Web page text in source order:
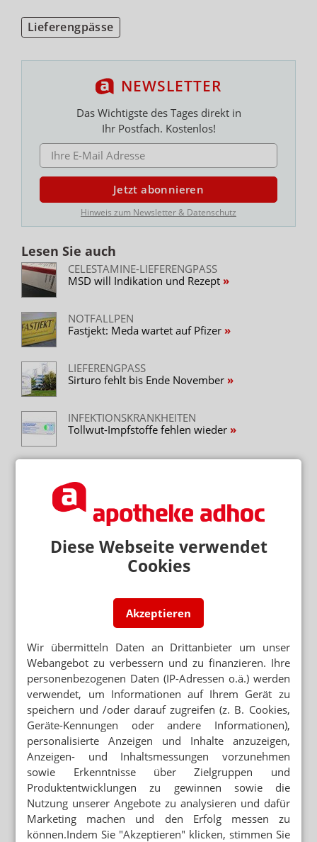
Diese Webseite verwendet
Cookies
Akzeptieren
Wir übermitteln Daten an Drittanbieter um unser
Webangebot zu verbessern und zu finanzieren. Ihre
personenbezogenen Daten (IP-Adressen o.ä.) werden
verwendet, um Informationen auf Ihrem Gerät zu
speichern und /oder darauf zugreifen (z. B. Cookies,
Geräte-Kennungen oder andere Informationen),
personalisierte Anzeigen und Inhalte anzuzeigen,
Anzeigen- und Inhaltsmessungen vorzunehmen
sowie Erkenntnisse über Zielgruppen und
Produktentwicklungen zu gewinnen sowie die
Nutzung unserer Angebote zu analysieren und dafür
Marketing machen und den Erfolg messen zu
können.Indem Sie "Akzeptieren" klicken, stimmen Sie
Lieferengpässe
NEWSLETTER
Das Wichtigste des Tages direkt in
Ihr Postfach. Kostenlos!
E-MAIL ADRESSE
Jetzt abonnieren
Hinweis zum Newsletter & Datenschutz
Lesen Sie auch
CELESTAMINE-LIEFERENGPASS
MSD will Indikation und Rezept
NOTFALLPEN
Fastjekt: Meda wartet auf Pfizer
LIEFERENGPASS
Sirturo fehlt bis Ende November
INFEKTIONSKRANKHEITEN
Tollwut-Impfstoffe fehlen wieder
Testogel ist zurück
LIEFERENGPÄSSE
Ibuprofen: BASF fällt bis Jahresende aus
KAPAZITÄTSENGPASS
LIEFERENGPÄSSE
Jour Fixe: Grippeimpfstoff und beendeter Ibu-
Engpass
ANTIDIABETIKA
Januvia/Janumet: Pharma Mall explodiert
GROSSHANDEL
AEP macht Pharma Mall Konkurrenz
LIEFERPROBLEME
Engpass-Gipfel bei der EMA